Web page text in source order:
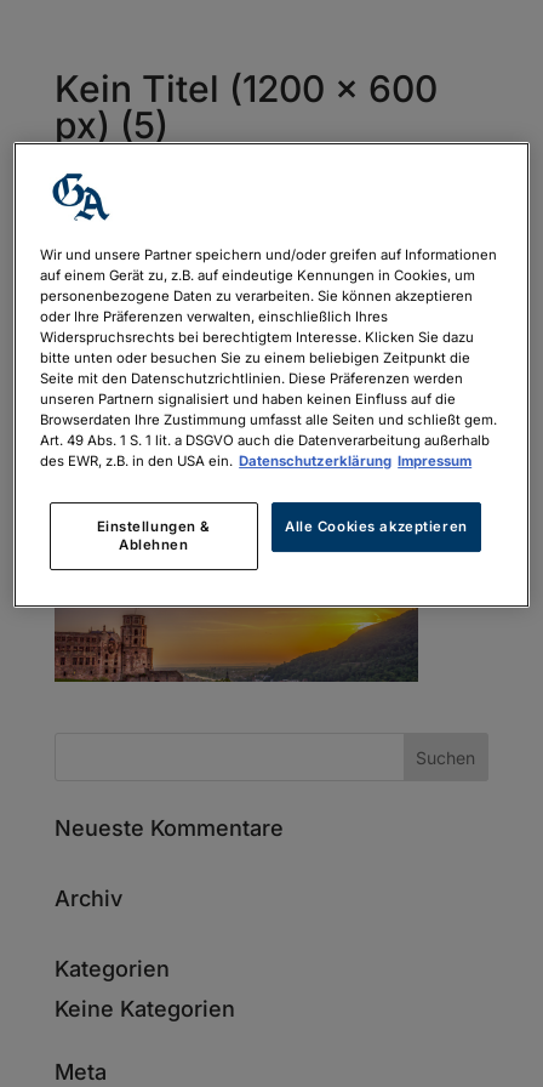
Kein Titel (1200 × 600
px) (5)
von
Neueste Kommentare
Archiv
Kategorien
Keine Kategorien
Meta
Wir und unsere Partner speichern und/oder greifen auf Informationen
auf einem Gerät zu, z.B. auf eindeutige Kennungen in Cookies, um
personenbezogene Daten zu verarbeiten. Sie können akzeptieren
oder Ihre Präferenzen verwalten, einschließlich Ihres
Widerspruchsrechts bei berechtigtem Interesse. Klicken Sie dazu
bitte unten oder besuchen Sie zu einem beliebigen Zeitpunkt die
Seite mit den Datenschutzrichtlinien. Diese Präferenzen werden
unseren Partnern signalisiert und haben keinen Einfluss auf die
Browserdaten Ihre Zustimmung umfasst alle Seiten und schließt gem.
Art. 49 Abs. 1 S. 1 lit. a DSGVO auch die Datenverarbeitung außerhalb
des EWR, z.B. in den USA ein. Datenschutzerklärung Impressum
Einstellungen &
Ablehnen
Alle Cookies akzeptieren